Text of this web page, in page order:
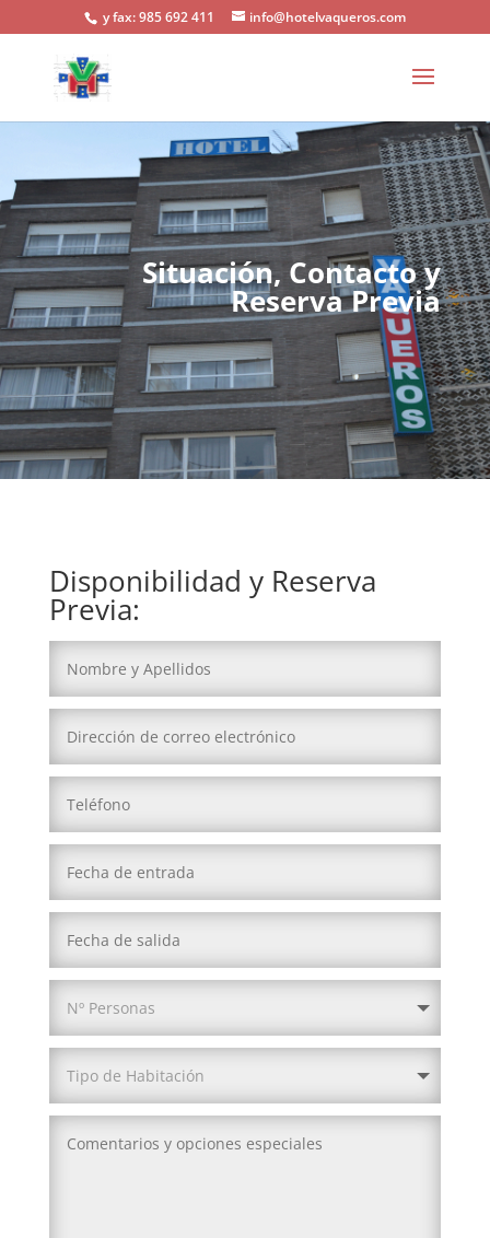
y fax: 985 692 411 info@hotelvaqueros.com
Situación, Contacto y
Reserva Previa
Disponibilidad y Reserva
Previa: